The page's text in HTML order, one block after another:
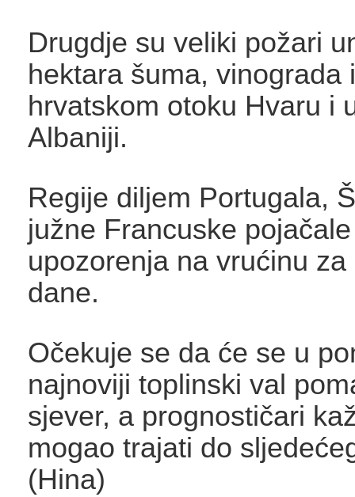
Drugdje su veliki požari
hektara šuma, vinograda
hrvatskom otoku Hvaru i
Albaniji.
Regije diljem Portugala,
južne Francuske
upozorenja na vrućinu
dane.
Očekuje se da će se u
najnoviji toplinski val
sjever, a prognostičari
mogao trajati do
(Hina)